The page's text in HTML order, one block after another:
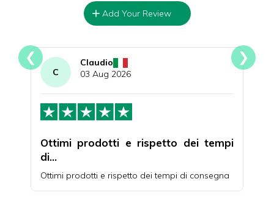
Add Your Review
C
Claudio
03 Aug 2026
Ottimi prodotti e rispetto dei tempi
di…
Ottimi prodotti e rispetto dei tempi di consegna
❮ ❯